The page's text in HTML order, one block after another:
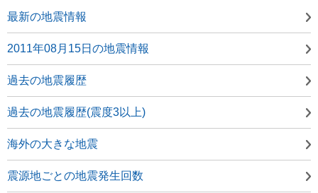
最新の地震情報
2011年08月15日の地震情報
過去の地震履歴
過去の地震履歴(震度3以上)
海外の大きな地震
震源地ごとの地震発生回数